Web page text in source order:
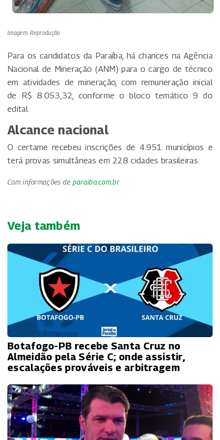
Imagem: Reprodução
Para os candidatos da Paraíba, há chances na Agência
Nacional de Mineração (ANM) para o cargo de técnico
em atividades de mineração, com remuneração inicial
de R$ 8.053,32, conforme o bloco temático 9 do
edital.
Alcance nacional
O certame recebeu inscrições de 4.951 municípios e
terá provas simultâneas em 228 cidades brasileiras.
Com informações de paraiba.com.br
Veja também
Botafogo-PB recebe Santa Cruz no
Almeidão pela Série C; onde assistir,
escalações prováveis e arbitragem